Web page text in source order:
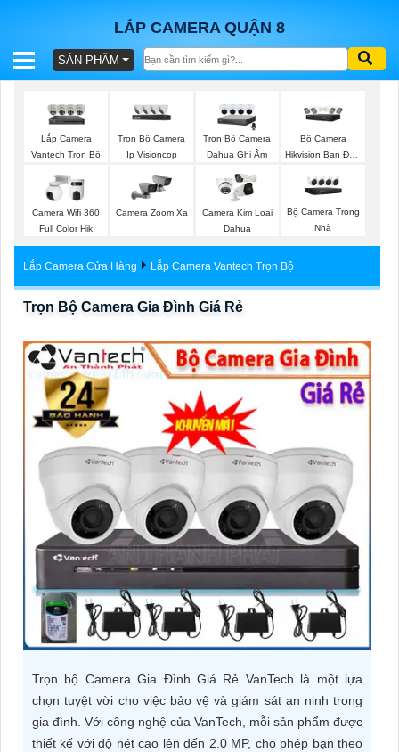
LẮP CAMERA QUẬN 8
BÁO
TRỌN
GÓI
SẢN
VẤN
LẮP
ĐẶT
PHỤ
KIỆN
CAMERA
VẤN
VỤ
SẢN PHẨM
Lắp Camera
Vantech Trọn Bộ
Trọn Bộ Camera
Ip Visioncop
Trọn Bộ Camera
Dahua Ghi Âm
Bộ Camera
Hikvision Ban Đêm
Camera Wifi 360
Full Color Hik
Camera Zoom Xa
Camera Kim Loại
Dahua
Bộ Camera Trong
Nhà
Lắp Camera Cửa Hàng Lắp Camera Vantech Trọn Bộ
Trọn Bộ Camera Gia Đình Giá Rẻ
Trọn bộ Camera Gia Đình Giá Rẻ VanTech là một lựa
chọn tuyệt vời cho việc bảo vệ và giám sát an ninh trong
gia đình. Với công nghệ của VanTech, mỗi sản phẩm được
thiết kế với độ nét cao lên đến 2.0 MP, cho phép bạn theo